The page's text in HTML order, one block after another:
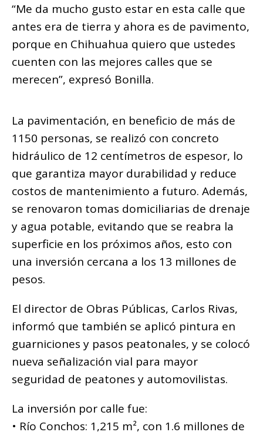
“Me da mucho gusto estar en esta calle que
antes era de tierra y ahora es de pavimento,
porque en Chihuahua quiero que ustedes
cuenten con las mejores calles que se
merecen”, expresó Bonilla.
La pavimentación, en beneficio de más de
1150 personas, se realizó con concreto
hidráulico de 12 centímetros de espesor, lo
que garantiza mayor durabilidad y reduce
costos de mantenimiento a futuro. Además,
se renovaron tomas domiciliarias de drenaje
y agua potable, evitando que se reabra la
superficie en los próximos años, esto con
una inversión cercana a los 13 millones de
pesos.
El director de Obras Públicas, Carlos Rivas,
informó que también se aplicó pintura en
guarniciones y pasos peatonales, y se colocó
nueva señalización vial para mayor
seguridad de peatones y automovilistas.
La inversión por calle fue:
• Río Conchos: 1,215 m², con 1.6 millones de